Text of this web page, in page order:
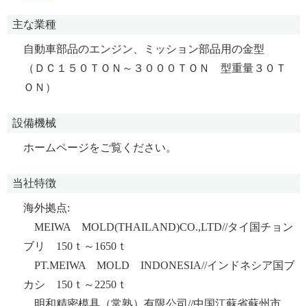
主な業種
自動車部品のエンジン、ミッション部品用の金型
（ＤＣ１５０ＴＯＮ～３０００ＴＯＮ 型重量３０Ｔ
ＯＮ）
設備機械
ホームページをご覧ください。
当社特徴
海外拠点:
MEIWA MOLD(THAILAND)CO.,LTD//タイ国チョン
ブリ 150ｔ～1650ｔ
PT.MEIWA MOLD INDONESIA//インドネシア国ブ
カシ 150ｔ～2250ｔ
明和精密模具（常熟）有限公司//中国江蘇省蘇州市